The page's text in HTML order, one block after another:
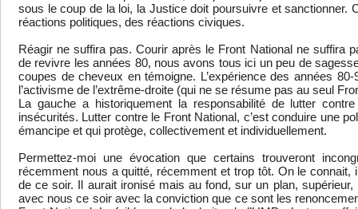
sous le coup de la loi, la Justice doit poursuivre et sanctionner.
réactions politiques, des réactions civiques.
Réagir ne suffira pas. Courir après le Front National ne suffira
de revivre les années 80, nous avons tous ici un peu de
coupes de cheveux en témoigne. L’expérience des années
l’activisme de l’extrême-droite (qui ne se résume pas au seul
La gauche a historiquement la responsabilité de lutter
insécurités. Lutter contre le Front National, c’est conduire une
émancipe et qui protège, collectivement et individuellement.
Permettez-moi une évocation que certains trouveront
récemment nous a quitté, récemment et trop tôt. On le connait,
de ce soir. Il aurait ironisé mais au fond, sur un plan,
avec nous ce soir avec la conviction que ce sont les